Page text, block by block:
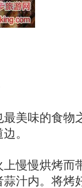
美味的食物
。
慢慢烘烤而
汁内。将烤